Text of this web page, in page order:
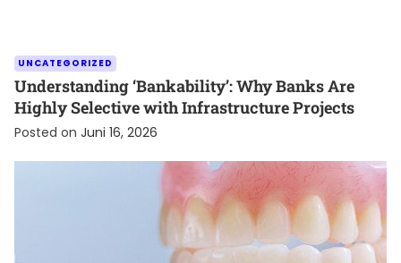
UNCATEGORIZED
Understanding ‘Bankability’: Why Banks Are
Highly Selective with Infrastructure Projects
Posted on Juni 16, 2026